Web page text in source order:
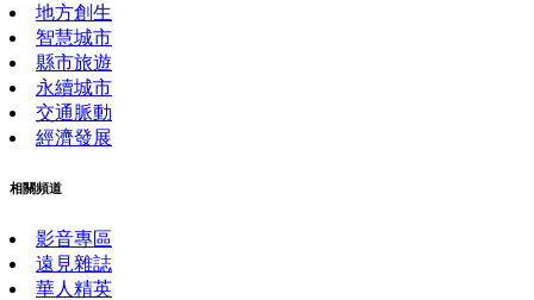
地方創生
智慧城市
縣市旅遊
永續城市
交通脈動
經濟發展
相關頻道
影音專區
遠見雜誌
華人精英